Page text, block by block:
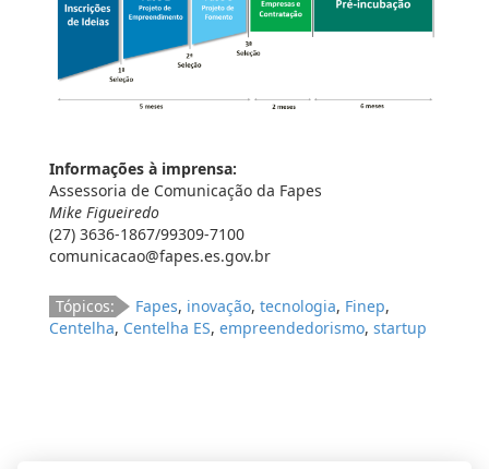
Informações à imprensa:
Assessoria de Comunicação da Fapes
Mike Figueiredo
(27) 3636-1867/99309-7100
comunicacao@fapes.es.gov.br
Tópicos: Fapes, inovação, tecnologia, Finep,
Centelha, Centelha ES, empreendedorismo, startup